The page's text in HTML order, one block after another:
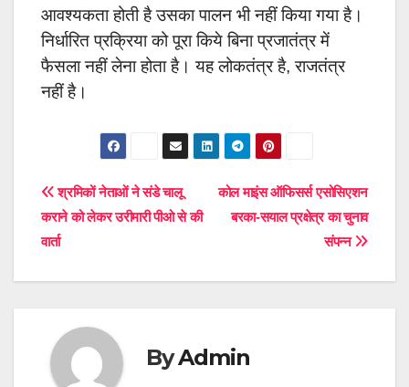
आवश्यकता होती है उसका पालन भी नहीं किया गया है।
निर्धारित प्रक्रिया को पूरा किये बिना प्रजातंत्र में
फैसला नहीं लेना होता है। यह लोकतंत्र है, राजतंत्र
नहीं है।
Post
navigation
कोल माइंस ऑफिसर्स एसोसिएशन
बरका-सयाल प्रक्षेत्र का चुनाव
संपन्न
श्रमिकों नेताओं ने संडे चालू
कराने को लेकर उरीमारी पीओ से की
वार्ता
ByAdmin